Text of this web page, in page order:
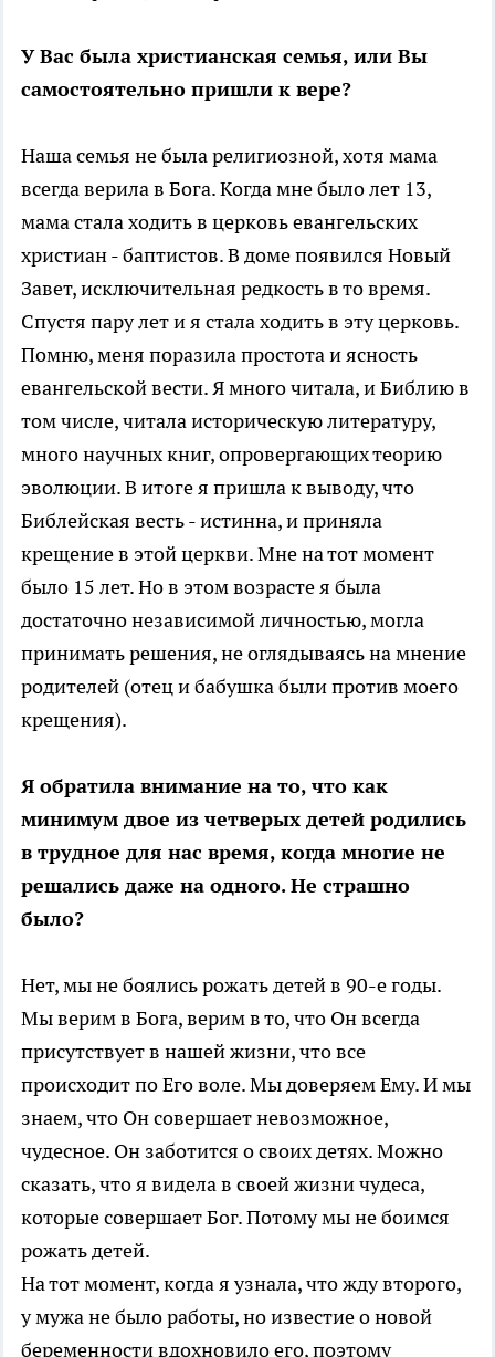
У Вас была христианская семья, или Вы
самостоятельно пришли к вере?
Наша семья не была религиозной, хотя мама
всегда верила в Бога. Когда мне было лет 13,
мама стала ходить в церковь евангельских
христиан - баптистов. В доме появился Новый
Завет, исключительная редкость в то время.
Спустя пару лет и я стала ходить в эту церковь.
Помню, меня поразила простота и ясность
евангельской вести. Я много читала, и Библию в
том числе, читала историческую литературу,
много научных книг, опровергающих теорию
эволюции. В итоге я пришла к выводу, что
Библейская весть - истинна, и приняла
крещение в этой церкви. Мне на тот момент
было 15 лет. Но в этом возрасте я была
достаточно независимой личностью, могла
принимать решения, не оглядываясь на мнение
родителей (отец и бабушка были против моего
крещения).
Я обратила внимание на то, что как
минимум двое из четверых детей родились
в трудное для нас время, когда многие не
решались даже на одного. Не страшно
было?
Нет, мы не боялись рожать детей в 90-е годы.
Мы верим в Бога, верим в то, что Он всегда
присутствует в нашей жизни, что все
происходит по Его воле. Мы доверяем Ему. И мы
знаем, что Он совершает невозможное,
чудесное. Он заботится о своих детях. Можно
сказать, что я видела в своей жизни чудеса,
которые совершает Бог. Потому мы не боимся
рожать детей.
На тот момент, когда я узнала, что жду второго,
у мужа не было работы, но известие о новой
беременности вдохновило его, поэтому